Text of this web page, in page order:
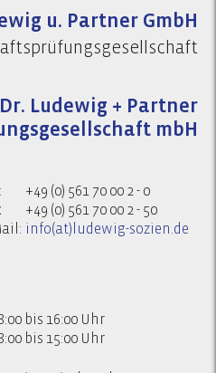
u. Partner GmbH
Ludewig + Partner
mbH
+49 (0) 561 70 00 2 - 0
+49 (0) 561 70 00 2 - 50
info(at)ludewig-sozien.de
bis 16:00 Uhr
bis 15:00 Uhr